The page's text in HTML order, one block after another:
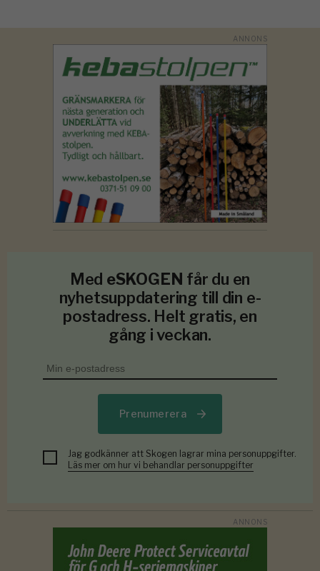
Med eSKOGEN får du en
nyhetsuppdatering till din e-
postadress. Helt gratis, en
gång i veckan.
Prenumerera
Jag godkänner att Skogen lagrar mina personuppgifter.
Läs mer om hur vi behandlar personuppgifter